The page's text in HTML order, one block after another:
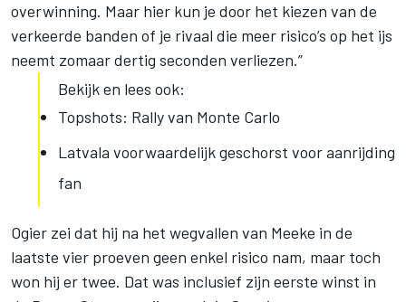
overwinning. Maar hier kun je door het kiezen van de
verkeerde banden of je rivaal die meer risico’s op het ijs
neemt zomaar dertig seconden verliezen.”
Bekijk en lees ook:
Topshots: Rally van Monte Carlo
Latvala voorwaardelijk geschorst voor aanrijding
fan
Ogier zei dat hij na het wegvallen van Meeke in de
laatste vier proeven geen enkel risico nam, maar toch
won hij er twee. Dat was inclusief zijn eerste winst in